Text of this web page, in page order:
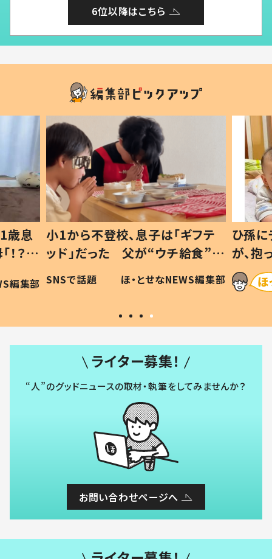
6位以降はこちら
歳息
？」
編集部
小1から不登校、息子は「ギフテ
ッド」だった 父が“ウチ給食”を
作り続ける理由とは #令和の親
#令和の子
SNSで話題 ほ・とせなNEWS編集部
ひ孫
が、
「涙が
い」
ライター募集！
“人”のグッドニュースの取材・執筆をしてみませんか？
お問い合わせページへ